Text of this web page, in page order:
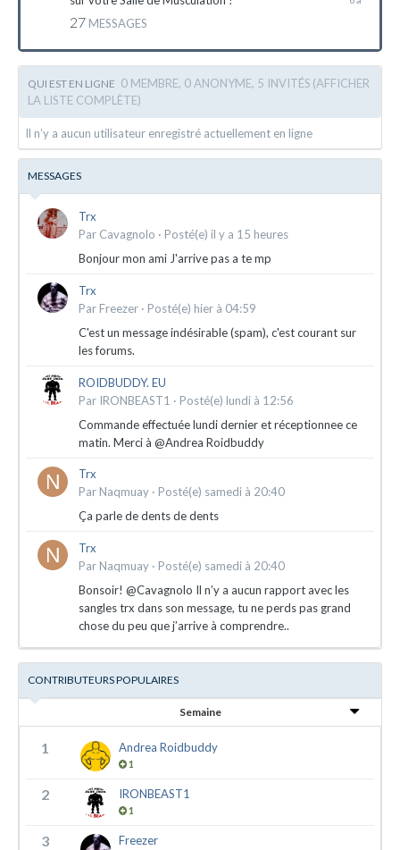
27 MESSAGES
QUI EST EN LIGNE 0 MEMBRE, 0 ANONYME, 5 INVITÉS (AFFICHER
LA LISTE COMPLÈTE)
Il n’y a aucun utilisateur enregistré actuellement en ligne
MESSAGES
Trx
Par Cavagnolo · Posté(e) il y a 15 heures
Bonjour mon ami J'arrive pas a te mp
Trx
Par Freezer · Posté(e) hier à 04:59
C'est un message indésirable (spam), c'est courant sur
les forums.
ROIDBUDDY. EU
Par IRONBEAST1 · Posté(e) lundi à 12:56
Commande effectuée lundi dernier et réceptionnee ce
matin. Merci à @Andrea Roidbuddy
Trx
Par Naqmuay · Posté(e) samedi à 20:40
Ça parle de dents de dents
Trx
Par Naqmuay · Posté(e) samedi à 20:40
Bonsoir! @Cavagnolo Il n’y a aucun rapport avec les
sangles trx dans son message, tu ne perds pas grand
chose du peu que j’arrive à comprendre..
CONTRIBUTEURS POPULAIRES
Semaine
1 Andrea Roidbuddy
1
2 IRONBEAST1
1
3 Freezer